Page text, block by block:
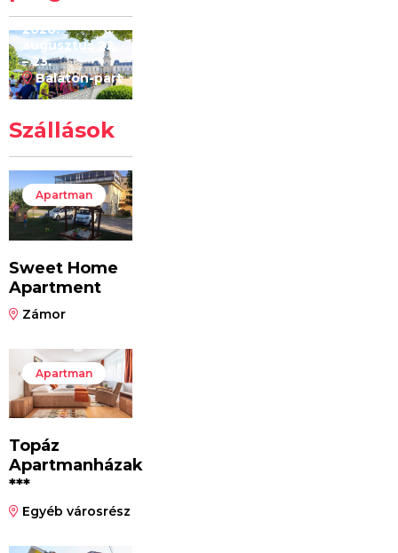
2026.
augusztus 22
– 23.
Balaton-part
Szállások
Apartman
Sweet Home
Apartment
Zámor
Apartman
Topáz
Apartmanházak
***
Egyéb városrész